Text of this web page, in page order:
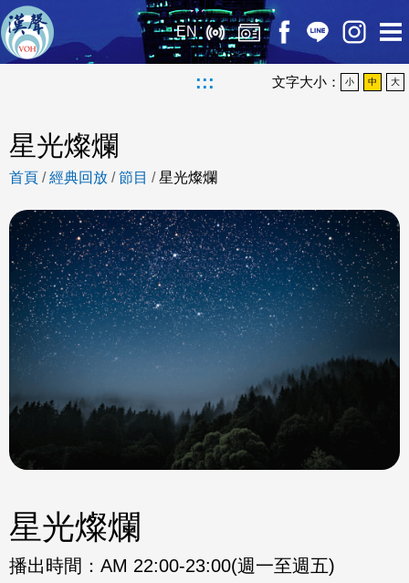
EN
::: 文字大小： 小 中 大
星光燦爛
首頁 /經典回放 /節目 /星光燦爛
星光燦爛
播出時間： AM 22:00-23:00(週一至週五)